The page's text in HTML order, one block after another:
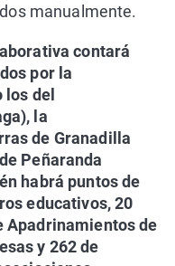
manualmente.
contará
por la
del
la
de Granadilla
Peñaranda
habrá puntos de
educativos, 20
Apadrinamientos de
y 262 de